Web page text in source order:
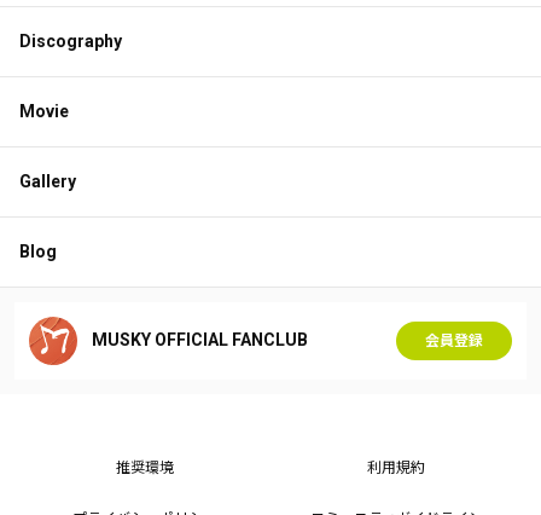
Discography
Movie
Gallery
Blog
MUSKY OFFICIAL FANCLUB 会員登録
推奨環境 利用規約